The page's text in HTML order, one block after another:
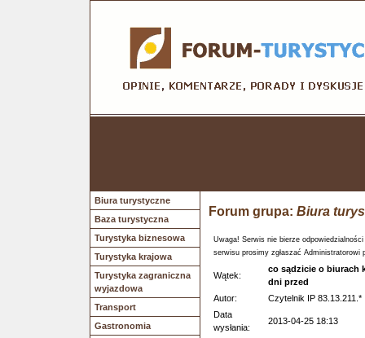
Biura turystyczne
Baza turystyczna
Turystyka biznesowa
Turystyka krajowa
Turystyka zagraniczna
wyjazdowa
Transport
Gastronomia
Forum grupa: Biura
Uwaga! Serwis nie bierze
serwisu prosimy zgłaszać Administratorowi
Wątek:
co sądzicie o biurach
dni przed
Autor:
Czytelnik IP 83.13.211.*
Data
wysłania:
2013-04-25 18:13